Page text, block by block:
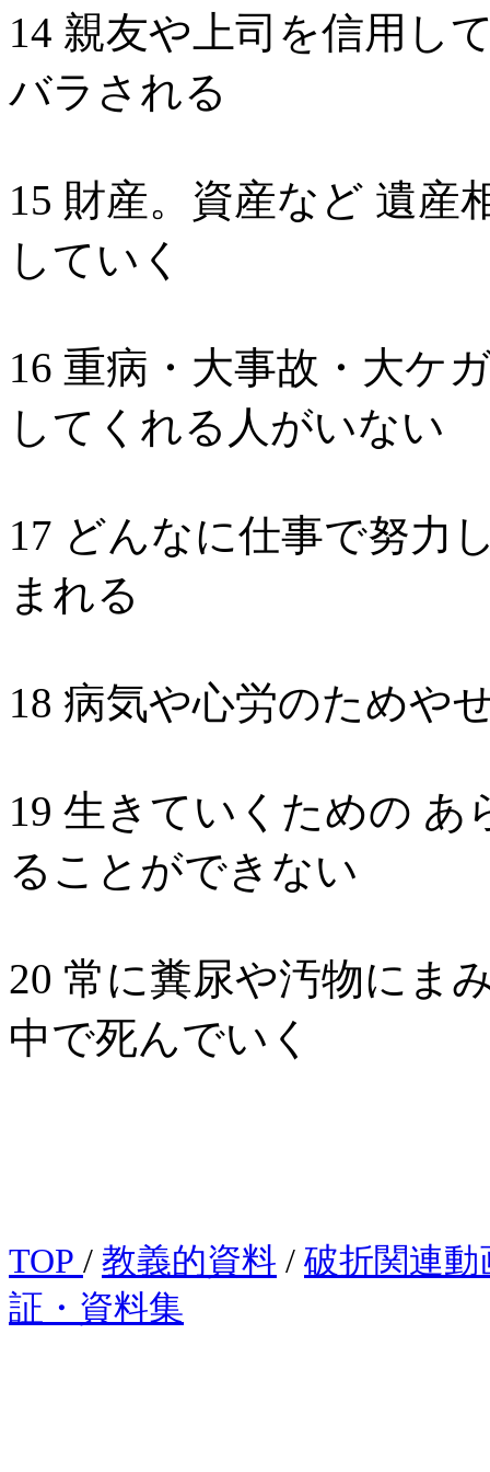
14 親友や上司を信用し
バラされる
15 財産。資産など 遺産
していく
16 重病・大事故・大ケ
してくれる人がいない
17 どんなに仕事で努力
まれる
18 病気や心労のためや
19 生きていくための
ることができない
20 常に糞尿や汚物にま
中で死んでいく
TOP / 教義的資料 / 破折関連動
証・資料集